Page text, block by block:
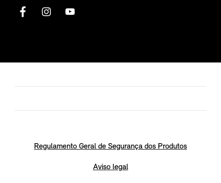
Regulamento Geral de Segurança dos Produtos
Aviso legal